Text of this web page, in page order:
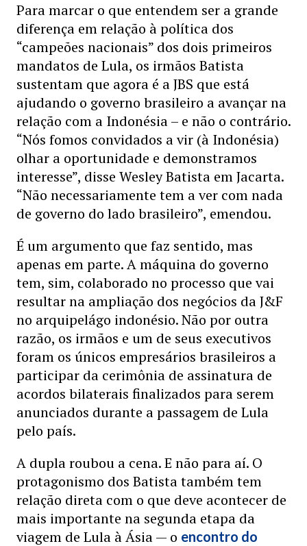
Para marcar o que entendem ser a grande
diferença em relação à política dos
“campeões nacionais” dos dois primeiros
mandatos de Lula, os irmãos Batista
sustentam que agora é a JBS que está
ajudando o governo brasileiro a avançar na
relação com a Indonésia – e não o contrário.
“Nós fomos convidados a vir (à Indonésia)
olhar a oportunidade e demonstramos
interesse”, disse Wesley Batista em Jacarta.
“Não necessariamente tem a ver com nada
de governo do lado brasileiro”, emendou.
É um argumento que faz sentido, mas
apenas em parte. A máquina do governo
tem, sim, colaborado no processo que vai
resultar na ampliação dos negócios da J&F
no arquipelágo indonésio. Não por outra
razão, os irmãos e um de seus executivos
foram os únicos empresários brasileiros a
participar da cerimônia de assinatura de
acordos bilaterais finalizados para serem
anunciados durante a passagem de Lula
pelo país.
A dupla roubou a cena. E não para aí. O
protagonismo dos Batista também tem
relação direta com o que deve acontecer de
mais importante na segunda etapa da
viagem de Lula à Ásia — o encontro do